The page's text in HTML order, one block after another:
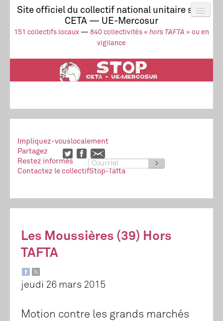
Site officiel du collectif national unitaire stop
CETA — UE-Mercosur
151 collectifs locaux — 840 collectivités « hors TAFTA » ou en
vigilance
Actus
UE-Mercosur
Stop à l’impunité !
TAFTA
CETA
Collectif
Impliquez-vouslocalement
Partagez
Restez informés
>
Contactez le collectifStop-Tafta
Les Moussières (39) Hors
TAFTA
jeudi 26 mars 2015
Motion contre les grands marchés